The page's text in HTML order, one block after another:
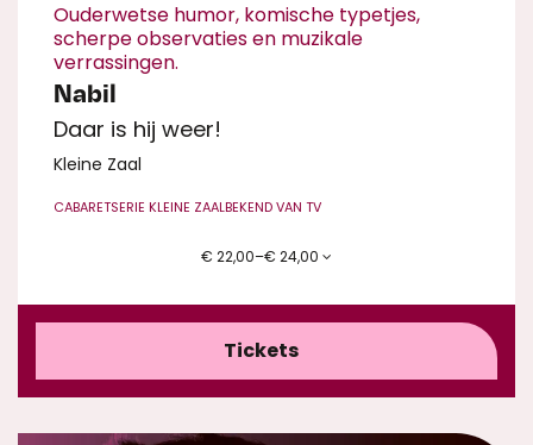
Nabil
Daar is hij weer!
Ouderwetse humor, komische typetjes,
scherpe observaties en muzikale
verrassingen.
Kleine Zaal
CABARETSERIE KLEINE ZAALBEKEND VAN TV
€ 22,00–€ 24,00
Tickets